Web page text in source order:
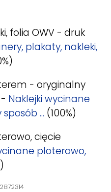
folia OWV - druk
plakaty, nakleki,
- oryginalny
Naklejki wycinane
... (100%)
cięcie
ploterowo,